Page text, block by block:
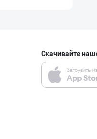
Скачивайте